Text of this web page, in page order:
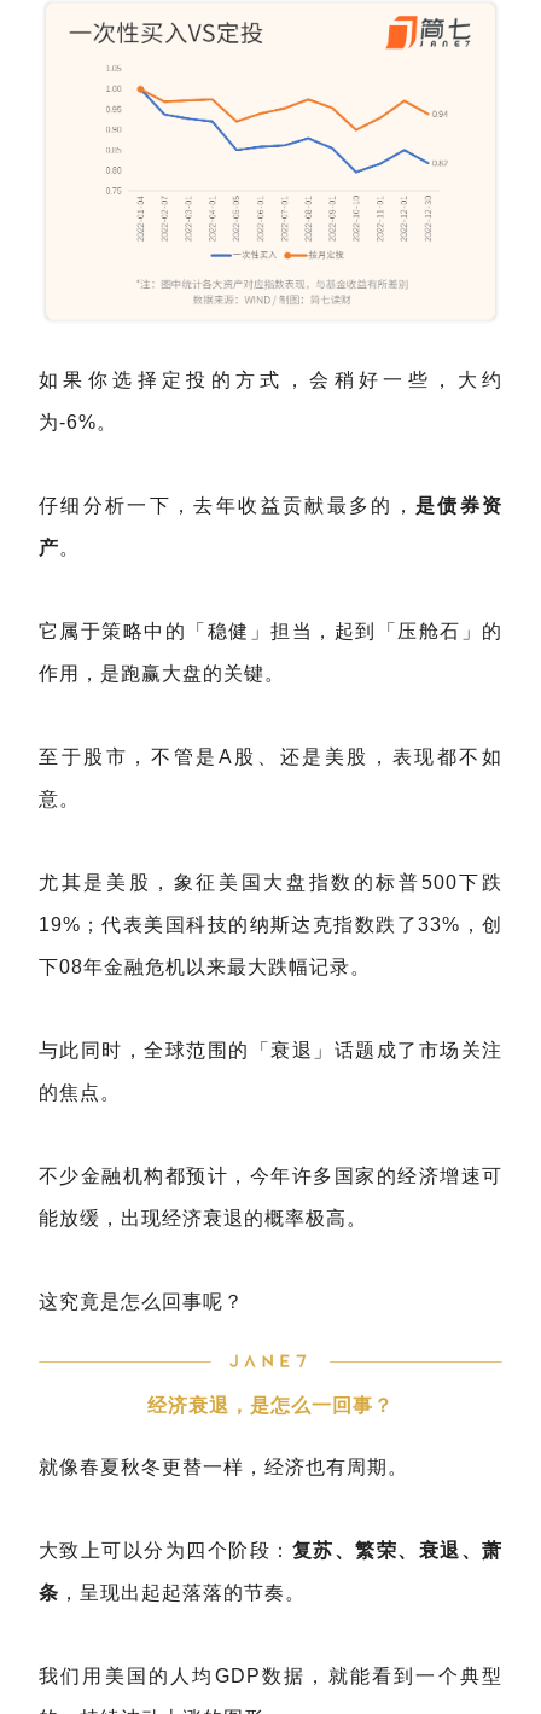
如果你选择定投的方式，会稍好一些，大约
为-6%。
仔细分析一下，去年收益贡献最多的， 是债券资
产。
它属于策略中的「稳健」担当，起到「压舱石」的
作用，是跑赢大盘的关键。
至于股市，不管是A股、还是美股，表现都不如
意。
尤其是美股，象征美国大盘指数的标普500下跌
19%；代表美国科技的纳斯达克指数跌了33%，创
下08年金融危机以来最大跌幅记录。
与此同时，全球范围的「衰退」话题成了市场关注
的焦点。
不少金融机构都预计，今年许多国家的经济增速可
能放缓，出现经济衰退的概率极高。
这究竟是怎么回事呢？
经济衰退，是怎么一回事？
就像春夏秋冬更替一样，经济也有周期。
大致上可以分为四个阶段： 复苏、繁荣、衰退、萧
条 ，呈现出起起落落的节奏。
我们用美国的人均GDP数据，就能看到一个典型